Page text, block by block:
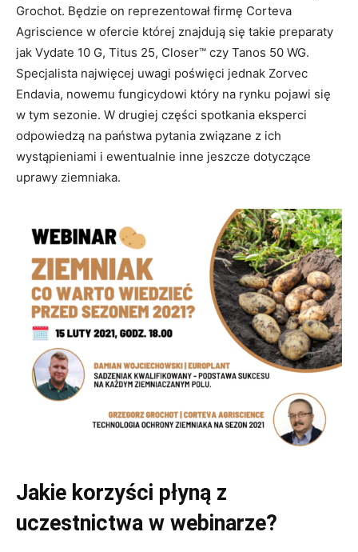
Grochot. Będzie on reprezentował firmę Corteva
Agriscience w ofercie której znajdują się takie preparaty
jak Vydate 10 G, Titus 25, Closer™ czy Tanos 50 WG.
Specjalista najwięcej uwagi poświęci jednak Zorvec
Endavia, nowemu fungicydowi który na rynku pojawi się
w tym sezonie. W drugiej części spotkania eksperci
odpowiedzą na państwa pytania związane z ich
wystąpieniami i ewentualnie inne jeszcze dotyczące
uprawy ziemniaka.
Jakie korzyści płyną z
uczestnictwa w webinarze?